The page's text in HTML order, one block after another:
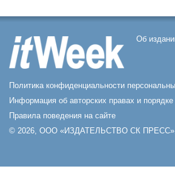
Об
Политика конфиденциальности
Информация об авторских правах и
Правила поведения на сайте
© 2026, ООО «ИЗДАТЕЛЬСТВО СК